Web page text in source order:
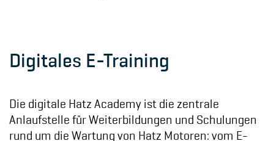
Digitales E-Training
Die digitale Hatz Academy ist die zentrale
Anlaufstelle für Weiterbildungen und Schulungen
rund um die Wartung von Hatz Motoren: vom E-